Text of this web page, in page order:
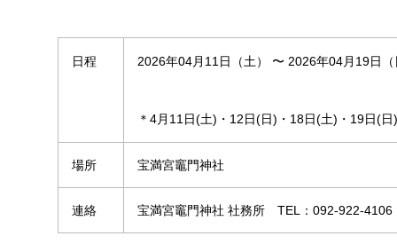
日程 2026年04月11日（土） 〜 2026年04月19日（
＊4月11日(土)・12日(日)・18日(土)・19日(
場所 宝満宮竈門神社
連絡 宝満宮竈門神社 社務所 TEL：092-922-4106